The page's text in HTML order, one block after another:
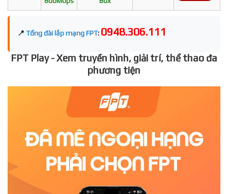
📍 Tổng đài lắp mạng FPT: 0948.306.111
FPT Play - Xem truyền hình, giải trí, thể thao đa
phương tiện